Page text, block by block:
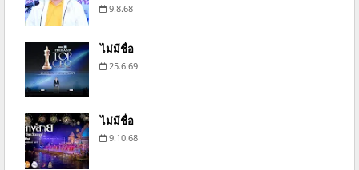
9.8.68
ไม่มีชื่อ
25.6.69
ไม่มีชื่อ
9.10.68